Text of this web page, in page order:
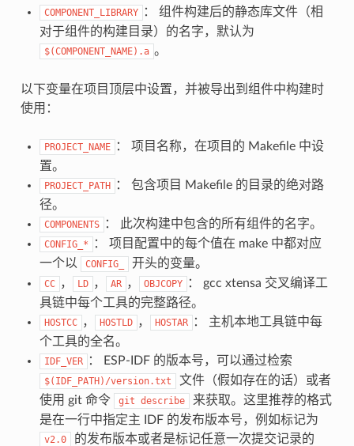
COMPONENT_LIBRARY
： 组件构建后的静态库文件（相
对于组件的构建目录）的名字，默认为
$(COMPONENT_NAME).a 。
以下变量在项目顶层中设置，并被导出到组件中构建时
使用：
PROJECT_NAME
： 项目名称，在项目的 Makefile 中设
置。
PROJECT_PATH
： 包含项目 Makefile 的目录的绝对路
径。
COMPONENTS ： 此次构建中包含的所有组件的名字。
CONFIG_*
： 项目配置中的每个值在 make 中都对应
一个以
CONFIG_ 开头的变量。
CC ， LD ， AR ， OBJCOPY
： gcc xtensa 交叉编译工
具链中每个工具的完整路径。
HOSTCC ， HOSTLD ， HOSTAR
： 主机本地工具链中每
个工具的全名。
IDF_VER ： ESP-IDF 的版本号，可以通过检索
$(IDF_PATH)/version.txt
文件（假如存在的话）或者
使用 git 命令
git describe
来获取。这里推荐的格式
是在一行中指定主 IDF 的发布版本号，例如标记为
v2.0 的发布版本或者是标记任意一次提交记录的